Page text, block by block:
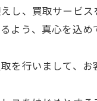
し、買取サービス
よう、真心を込め
を行いまして、